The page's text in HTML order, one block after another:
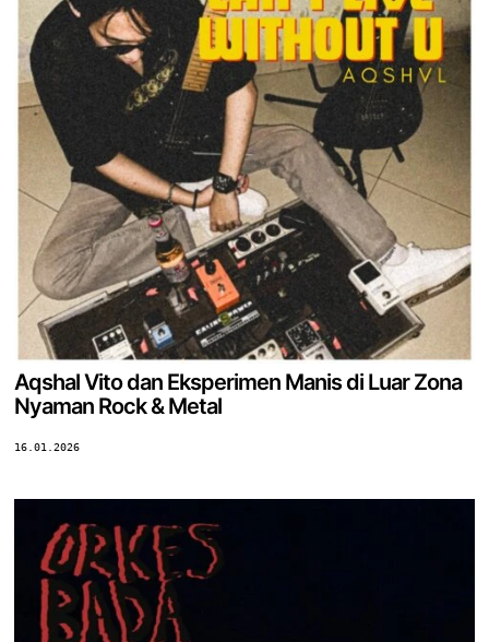
Aqshal Vito dan Eksperimen Manis di Luar Zona
Nyaman Rock & Metal
16.01.2026